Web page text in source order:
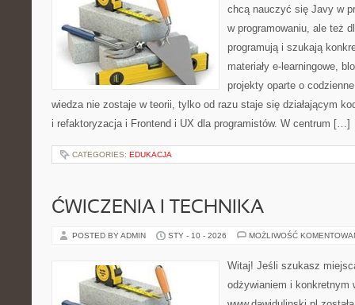
chcą nauczyć się Javy w
w programowaniu, ale też
programują i szukają
materiały e-learningowe,
projekty oparte o
wiedza nie zostaje w teorii, tylko od razu staje się działającym
i refaktoryzacja i Frontend i UX dla programistów. W centrum […]
CATEGORIES: EDUKACJA
ĆWICZENIA I TECHNIKA
POSTED BY ADMIN STY - 10 - 2026 MOŻLIWOŚĆ
Witaj! Jeśli szukasz
odżywianiem i konkretnym